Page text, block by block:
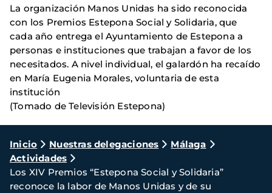
La organización Manos Unidas ha sido reconocida
con los Premios Estepona Social y Solidaria, que
cada año entrega el Ayuntamiento de Estepona a
personas e instituciones que trabajan a favor de los
necesitados. A nivel individual, el galardón ha recaído
en María Eugenia Morales, voluntaria de esta
institución
(Tomado de Televisión Estepona)
Ruta
de
navegación
Inicio Nuestras delegaciones
Málaga
Actividades
Los XIV Premios “Estepona Social y Solidaria”
reconoce la labor de Manos Unidas y de su